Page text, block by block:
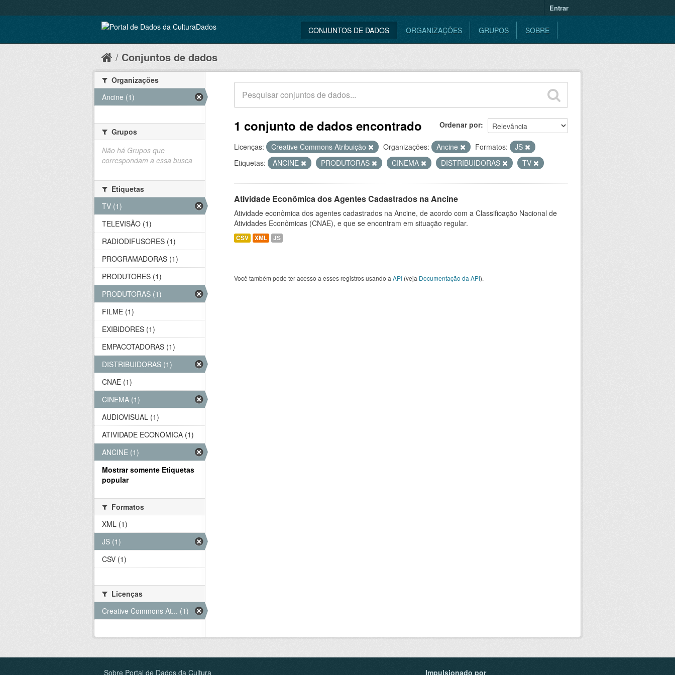
Entrar
CONJUNTOS DE DADOS ORGANIZAÇÕES GRUPOS SOBRE
Conjuntos de dados
Ordenar por
1 conjunto de dados encontrado
Licenças: Creative Commons Atribuição Organizações: Ancine Formatos:
JS
Etiquetas:
ANCINE PRODUTORAS CINEMA DISTRIBUIDORAS TV
Atividade Econômica dos Agentes Cadastrados na Ancine
Atividade econômica dos agentes cadastrados na Ancine, de acordo com a Classificação Nacional de
Atividades Econômicas (CNAE), e que se encontram em situação regular.
CSV XML JS
Você também pode ter acesso a esses registros usando a API (veja Documentação da API).
Organizações
Ancine (1)
Grupos
Não há Grupos que
correspondam a essa busca
Etiquetas
TV (1)
TELEVISÃO (1)
RADIODIFUSORES (1)
PROGRAMADORAS (1)
PRODUTORES (1)
PRODUTORAS (1)
FILME (1)
EXIBIDORES (1)
EMPACOTADORAS (1)
DISTRIBUIDORAS (1)
CNAE (1)
CINEMA (1)
AUDIOVISUAL (1)
ATIVIDADE ECONÔMICA (1)
ANCINE (1)
Mostrar somente Etiquetas
popular
Formatos
XML (1)
JS (1)
CSV (1)
Licenças
Creative Commons At... (1)
Sobre Portal de Dados da Cultura Impulsionado por